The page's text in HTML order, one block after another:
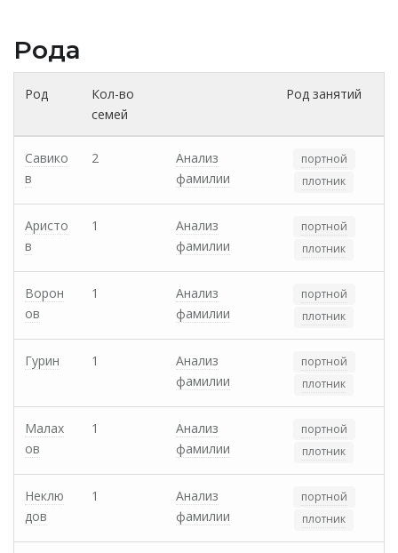
Рода
Род
Кол-во
семей
Род занятий
Савико
в
2
Анализ
фамилии
портной
плотник
Аристо
в
1
Анализ
фамилии
портной
плотник
Ворон
ов
1
Анализ
фамилии
портной
плотник
Гурин 1
Анализ
фамилии
портной
плотник
Малах
ов
1
Анализ
фамилии
портной
плотник
Неклю
дов
1
Анализ
фамилии
портной
плотник